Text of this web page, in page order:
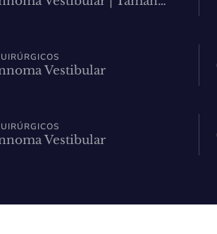
Vestibular
Vestibular